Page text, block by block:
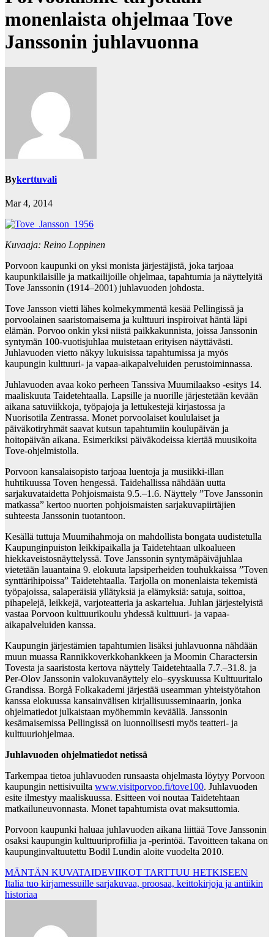
monenlaista ohjelmaa Tove
Janssonin juhlavuonna
Bykerttuvali
Mar 4, 2014
Kuvaaja: Reino Loppinen
Porvoon kaupunki on yksi monista järjestäjistä, joka tarjoaa
kaupunkilaisille ja matkailijoille ohjelmaa, tapahtumia ja näyttelyitä
Tove Janssonin (1914–2001) juhlavuoden johdosta.
Tove Jansson vietti lähes kolmekymmentä kesää Pellingissä ja
porvoolainen saaristomaisema ja kulttuuri inspiroivat häntä läpi
elämän. Porvoo onkin yksi niistä paikkakunnista, joissa Janssonin
syntymän 100-vuotisjuhlaa muistetaan erityisen näyttävästi.
Juhlavuoden vietto näkyy lukuisissa tapahtumissa ja myös
kaupungin kulttuuri- ja vapaa-aikapalveluiden perustoiminnassa.
Juhlavuoden avaa koko perheen Tanssiva Muumilaakso -esitys 14.
maaliskuuta Taidetehtaalla. Lapsille ja nuorille järjestetään kevään
aikana satuviikkoja, työpajoja ja lettukestejä kirjastossa ja
Nuorisotila Zentrassa. Monet porvoolaiset koululaiset ja
päiväkotiryhmät saavat kutsun tapahtumiin koulupäivän ja
hoitopäivän aikana. Esimerkiksi päiväkodeissa kiertää muusikoita
Tove-ohjelmistolla.
Porvoon kansalaisopisto tarjoaa luentoja ja musiikki-illan
huhtikuussa Toven hengessä. Taidehallissa nähdään uutta
sarjakuvataidetta Pohjoismaista 9.5.–1.6. Näyttely ”Tove Janssonin
matkassa” kertoo nuorten pohjoismaisten sarjakuvapiirtäjien
suhteesta Janssonin tuotantoon.
Kesällä tuttuja Muumihahmoja on mahdollista bongata uudistetulla
Kaupunginpuiston leikkipaikalla ja Taidetehtaan ulkoalueen
hiekkaveistosnäyttelyssä. Tove Janssonin syntymäpäiväjuhlaa
vietetään lauantaina 9. elokuuta lapsiperheiden touhukkaissa ”Toven
synttärihipoissa” Taidetehtaalla. Tarjolla on monenlaista tekemistä
työpajoissa, salaperäisiä yllätyksiä ja elämyksiä: satuja, soittoa,
pihapelejä, leikkejä, varjoteatteria ja askartelua. Juhlan järjestelyistä
vastaa Porvoon kulttuurikoulu yhdessä kulttuuri- ja vapaa-
aikapalveluiden kanssa.
Kaupungin järjestämien tapahtumien lisäksi juhlavuonna nähdään
muun muassa Rannikkoverkkohankkeen ja Moomin Charactersin
Tovesta ja saaristosta kertova näyttely Taidetehtaalla 7.7.–31.8. ja
Per-Olov Janssonin valokuvanäyttely elo–syyskuussa Kulttuuritalo
Grandissa. Borgå Folkakademi järjestää useamman yhteistyötahon
kanssa elokuussa kansainvälisen kirjallisuusseminaarin, jonka
ohjelmatiedot julkaistaan myöhemmin keväällä. Janssonin
kesämaisemissa Pellingissä on luonnollisesti myös teatteri- ja
kulttuuriohjelmaa.
Juhlavuoden ohjelmatiedot netissä
Tarkempaa tietoa juhlavuoden runsaasta ohjelmasta löytyy Porvoon
kaupungin nettisivuilta www.visitporvoo.fi/tove100. Juhlavuoden
esite ilmestyy maaliskuussa. Esitteen voi noutaa Taidetehtaan
matkailuneuvonnasta. Monet tapahtumista ovat maksuttomia.
Porvoon kaupunki haluaa juhlavuoden aikana liittää Tove Janssonin
osaksi kaupungin kulttuuriprofiilia ja -perintöä. Tavoitteen takana on
kaupunginvaltuutettu Bodil Lundin aloite vuodelta 2010.
Post
navigation
MÄNTÄN KUVATAIDEVIIKOT TARTTUU HETKISEEN
Italia tuo kirjamessuille sarjakuvaa, proosaa, keittokirjoja ja antiikin
historiaa